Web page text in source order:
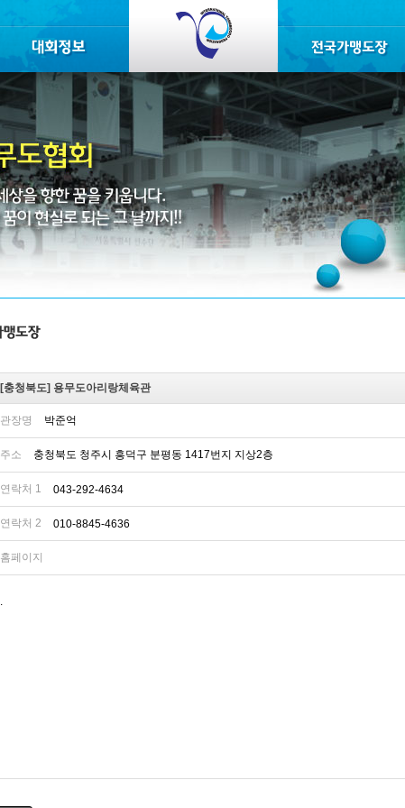
[충청북도] 용무도아리랑체육관
관장명 박준억
주소 충청북도 청주시 흥덕구 분평동 1417번지 지상2층
연락처 1 043-292-4634
연락처 2 010-8845-4636
홈페이지
.